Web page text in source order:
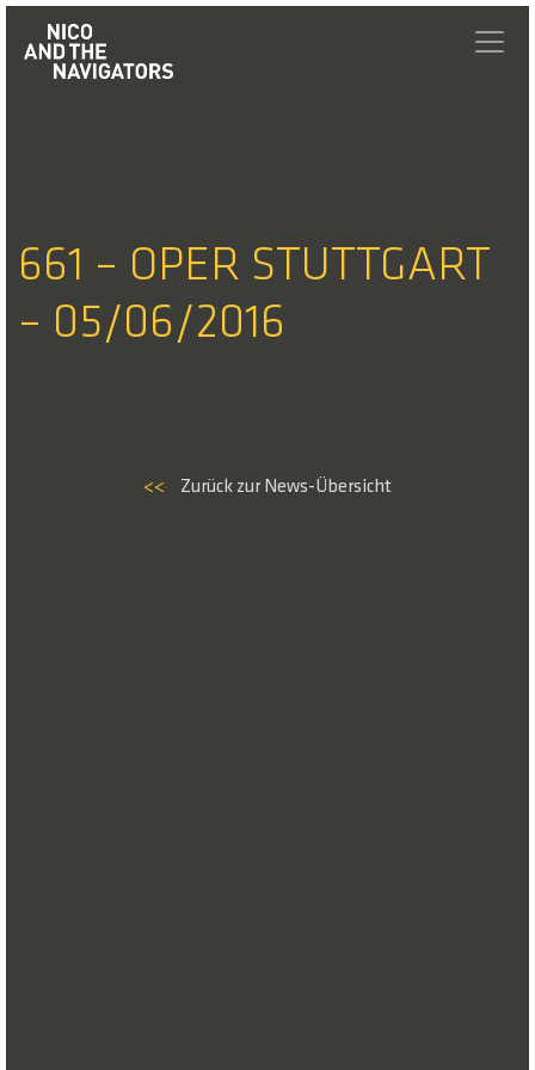
661 – OPER STUTTGART
– 05/06/2016
<< Zurück zur News-Übersicht